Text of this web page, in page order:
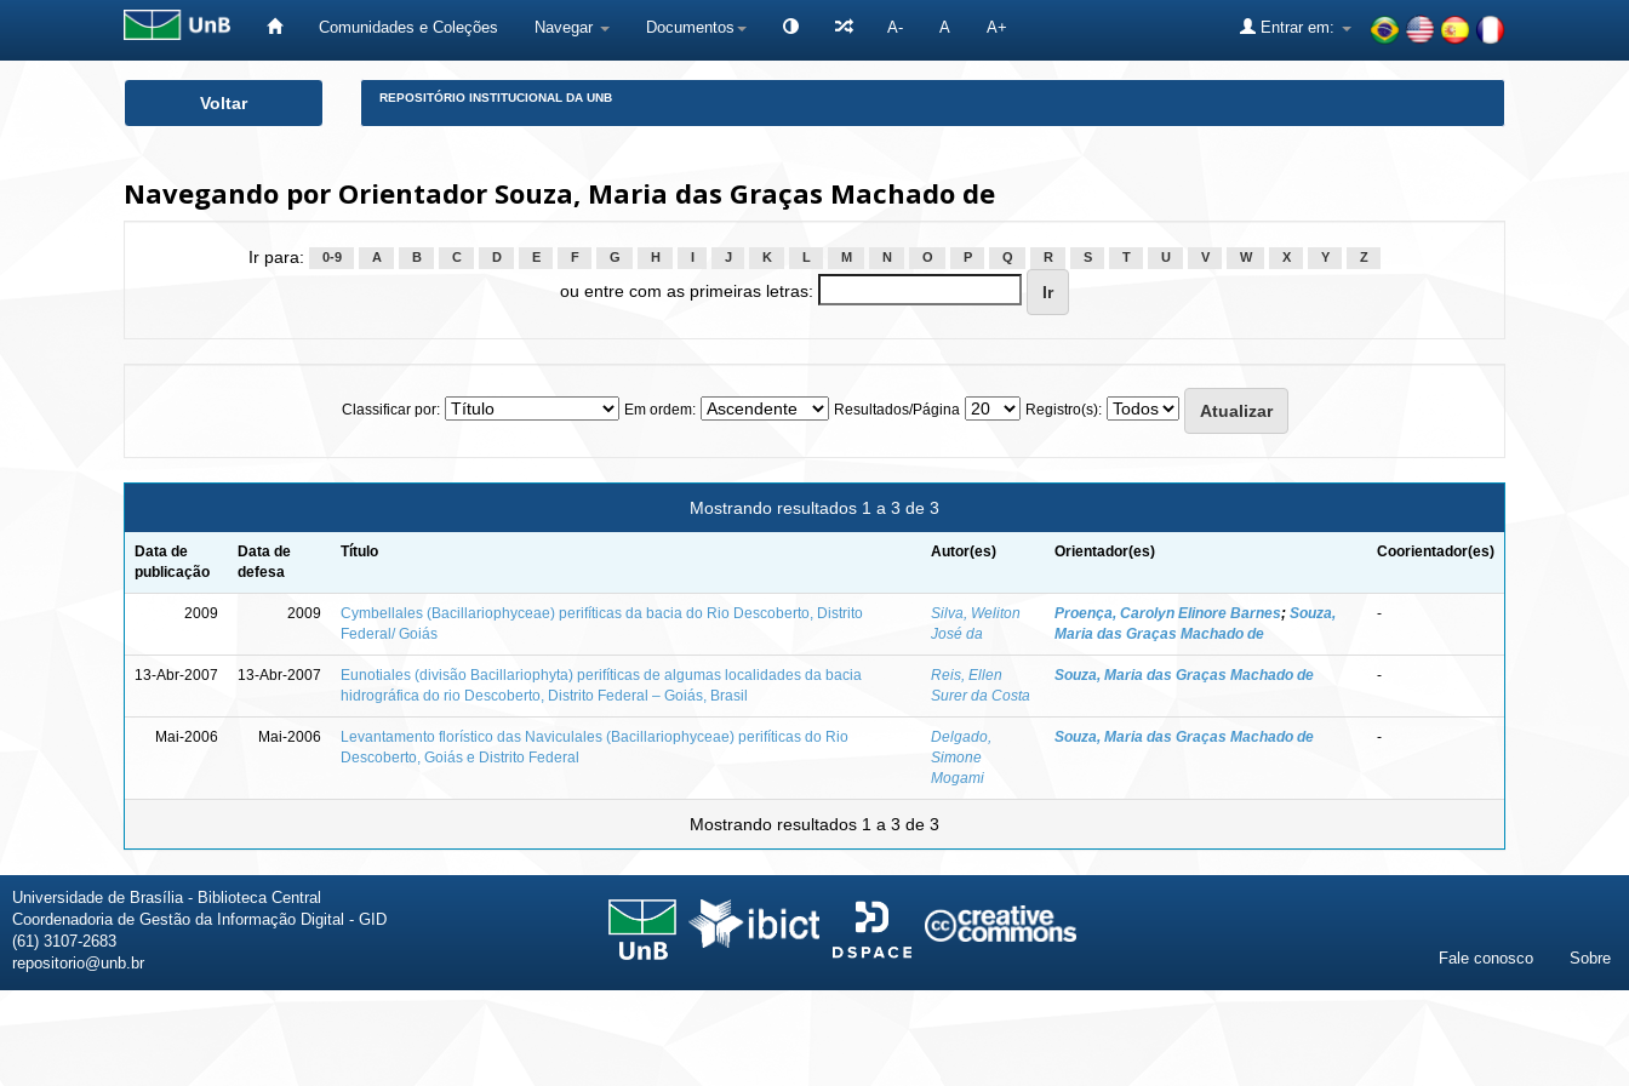
Comunidades e Coleções Navegar Documentos A- A A+ Entrar em:
Voltar REPOSITÓRIO INSTITUCIONAL DA UNB
Navegando por Orientador Souza, Maria das Graças Machado de
Ir para: 0-9 A B C D E F G H J K L M N O P Q R S T U V W X Y Z
ou entre com as primeiras letras:
Classificar por: Em ordem: Resultados/Página Registro(s):
Mostrando resultados 1 a 3 de 3
Data de
publicação
Data de
defesa
Título Autor(es) Orientador(es) Coorientador(es)
2009 2009
Cymbellales (Bacillariophyceae) perifíticas da bacia do Rio Descoberto, Distrito
Federal/ Goiás
Silva, Weliton
José da
Proença, Carolyn Elinore Barnes; Souza,
Maria das Graças Machado de
-
13-Abr-2007 13-Abr-2007
Eunotiales (divisão Bacillariophyta) perifíticas de algumas localidades da bacia
hidrográfica do rio Descoberto, Distrito Federal – Goiás, Brasil
Reis, Ellen
Surer da Costa
Souza, Maria das Graças Machado de -
Mai-2006 Mai-2006
Levantamento florístico das Naviculales (Bacillariophyceae) perifíticas do Rio
Descoberto, Goiás e Distrito Federal
Delgado,
Simone
Mogami
Souza, Maria das Graças Machado de -
Mostrando resultados 1 a 3 de 3
Universidade de Brasília - Biblioteca Central
Coordenadoria de Gestão da Informação Digital - GID
(61) 3107-2683
repositorio@unb.br
Fale conosco Sobre